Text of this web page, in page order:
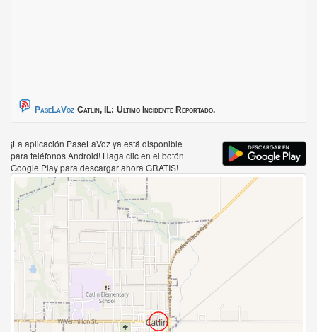
PaseLaVoz Catlin, IL: Ultimo Incidente Reportado.
¡La aplicación PaseLaVoz ya está disponible
para teléfonos Android! Haga clic en el botón
Google Play para descargar ahora GRATIS!